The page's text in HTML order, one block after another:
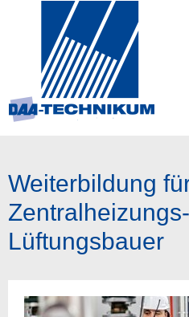
Weiterbildung
Lüftungsbauer